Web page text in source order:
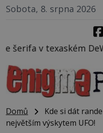
Sobota, 8. srpna 2026
County
Domů
Kde si dát
největším výskytem UFO!